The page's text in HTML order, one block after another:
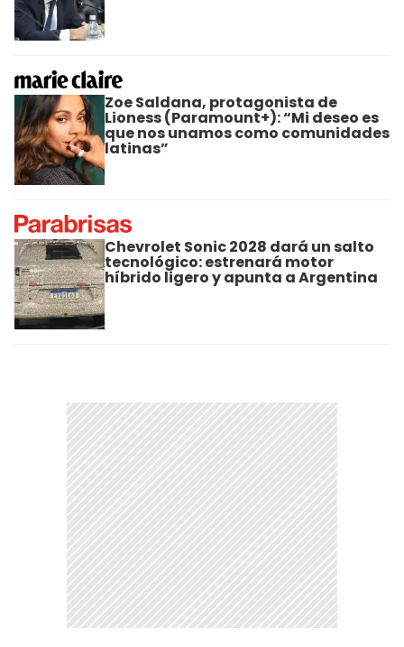
Zoe Saldana, protagonista de
Lioness (Paramount+): “Mi deseo es
que nos unamos como comunidades
latinas”
Chevrolet Sonic 2028 dará un salto
tecnológico: estrenará motor
híbrido ligero y apunta a Argentina